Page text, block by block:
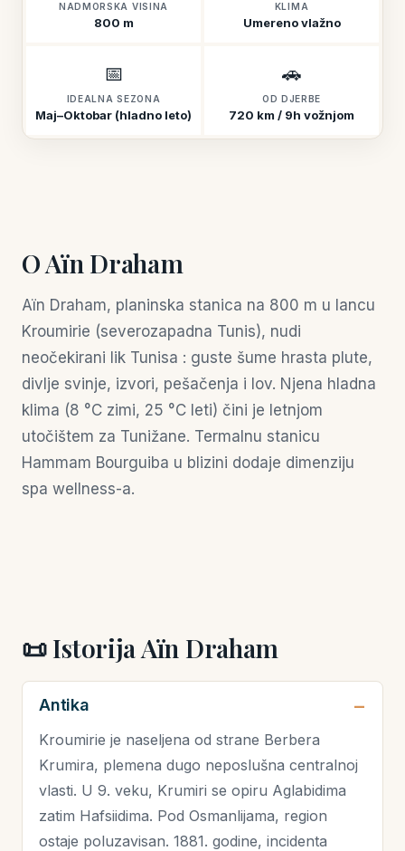
NADMORSKA VISINA
800 m
KLIMA
Umereno vlažno
📅
IDEALNA SEZONA
Maj–Oktobar (hladno leto)
🚗
OD DJERBE
720 km / 9h vožnjom
O Aïn Draham
Aïn Draham, planinska stanica na 800 m u lancu
Kroumirie (severozapadna Tunis), nudi
neočekirani lik Tunisa : guste šume hrasta plute,
divlje svinje, izvori, pešačenja i lov. Njena hladna
klima (8 °C zimi, 25 °C leti) čini je letnjom
utočištem za Tunižane. Termalnu stanicu
Hammam Bourguiba u blizini dodaje dimenziju
spa wellness-a.
📜 Istorija Aïn Draham
Antika
Kroumirie je naseljena od strane Berbera
Krumira, plemena dugo neposlušna centralnoj
vlasti. U 9. veku, Krumiri se opiru Aglabidima
zatim Hafsiidima. Pod Osmanlijama, region
ostaje poluzavisan. 1881. godine, incidenta